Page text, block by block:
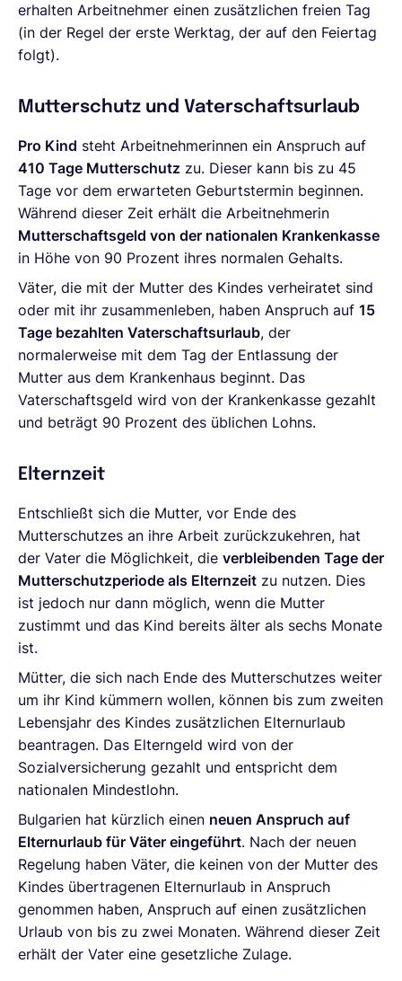
erhalten Arbeitnehmer einen zusätzlichen freien Tag
(in der Regel der erste Werktag, der auf den Feiertag
folgt).
Mutterschutz und Vaterschaftsurlaub
Pro Kind steht Arbeitnehmerinnen ein Anspruch auf
410 Tage Mutterschutz zu. Dieser kann bis zu 45
Tage vor dem erwarteten Geburtstermin beginnen.
Während dieser Zeit erhält die Arbeitnehmerin
Mutterschaftsgeld von der nationalen Krankenkasse
in Höhe von 90 Prozent ihres normalen Gehalts.
Väter, die mit der Mutter des Kindes verheiratet sind
oder mit ihr zusammenleben, haben Anspruch auf 15
Tage bezahlten Vaterschaftsurlaub, der
normalerweise mit dem Tag der Entlassung der
Mutter aus dem Krankenhaus beginnt. Das
Vaterschaftsgeld wird von der Krankenkasse gezahlt
und beträgt 90 Prozent des üblichen Lohns.
Elternzeit
Entschließt sich die Mutter, vor Ende des
Mutterschutzes an ihre Arbeit zurückzukehren, hat
der Vater die Möglichkeit, die verbleibenden Tage der
Mutterschutzperiode als Elternzeit zu nutzen. Dies
ist jedoch nur dann möglich, wenn die Mutter
zustimmt und das Kind bereits älter als sechs Monate
ist.
Mütter, die sich nach Ende des Mutterschutzes weiter
um ihr Kind kümmern wollen, können bis zum zweiten
Lebensjahr des Kindes zusätzlichen Elternurlaub
beantragen. Das Elterngeld wird von der
Sozialversicherung gezahlt und entspricht dem
nationalen Mindestlohn.
Bulgarien hat kürzlich einen neuen Anspruch auf
Elternurlaub für Väter eingeführt. Nach der neuen
Regelung haben Väter, die keinen von der Mutter des
Kindes übertragenen Elternurlaub in Anspruch
genommen haben, Anspruch auf einen zusätzlichen
Urlaub von bis zu zwei Monaten. Während dieser Zeit
erhält der Vater eine gesetzliche Zulage.